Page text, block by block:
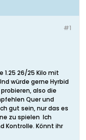
#1
1.25 26/25 Kilo mit
würde gerne Hyrbid
also die
Quer und
gut sein, nur das es
zu spielen Ich
Kontrolle. Könnt ihr